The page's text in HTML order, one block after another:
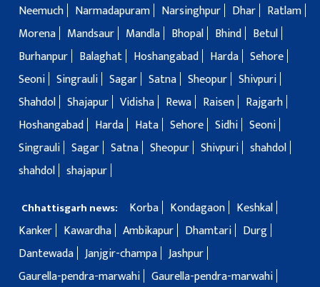
Neemuch
Narmadapuram Narsinghpur Dhar
Ratlam
Morena
Mandsaur Mandla Bhopal Bhind
Betul
Burhanpur
Balaghat Hoshangabad Harda Sehore
Seoni Singrauli Sagar Satna Sheopur Shivpuri
Shahdol Shajapur Vidisha Rewa Raisen
Rajgarh
Hoshangabad
Harda Hata Sehore Sidhi Seoni
Singrauli Sagar Satna Sheopur Shivpuri shahdol
shahdol shajapur
Chhattisgarh news: Korba Kondagaon
Keshkal
Kanker
Kawardha Ambikapur Dhamtari
Durg
Dantewada Janjgir-champa Jashpur
Gaurella-pendra-marwahi Gaurella-pendra-marwahi